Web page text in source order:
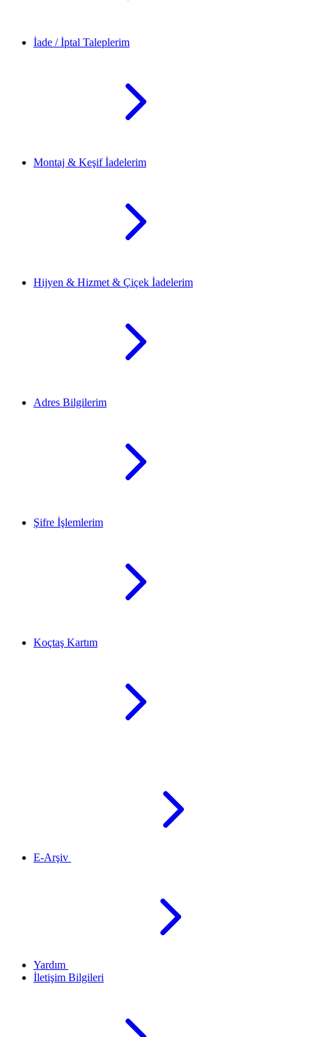
İade / İptal Taleplerim
Montaj & Keşif İadelerim
Hijyen & Hizmet & Çiçek İadelerim
Adres Bilgilerim
Şifre İşlemlerim
Koçtaş Kartım
E-Arşiv
Yardım
İletişim Bilgileri